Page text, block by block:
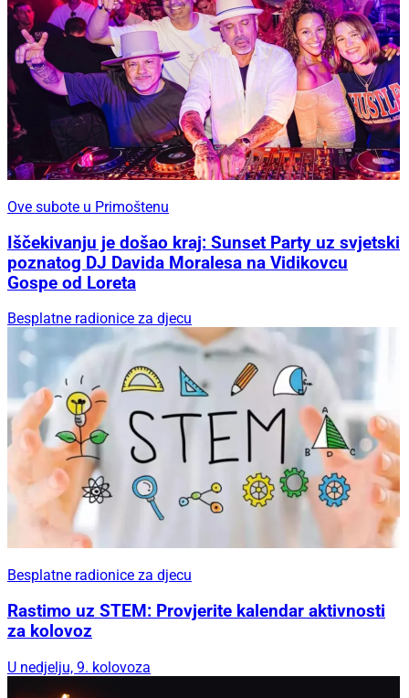
Ove subote u Primoštenu
Iščekivanju je došao kraj: Sunset Party uz svjetski
poznatog DJ Davida Moralesa na Vidikovcu
Gospe od Loreta
Besplatne radionice za djecu
Besplatne radionice za djecu
Rastimo uz STEM: Provjerite kalendar aktivnosti
za kolovoz
U nedjelju, 9. kolovoza